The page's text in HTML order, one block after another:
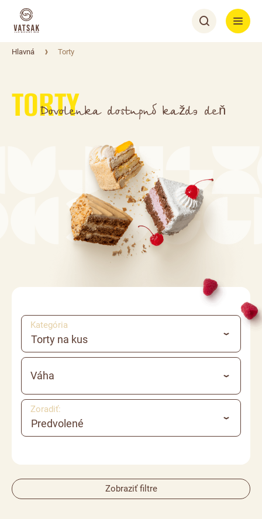
Hlavná Torty
Dovolenka dostupná každý deň
TORTY
Torty na kus
Kategória
Váha
Predvolené
Zoradiť:
Zobraziť filtre